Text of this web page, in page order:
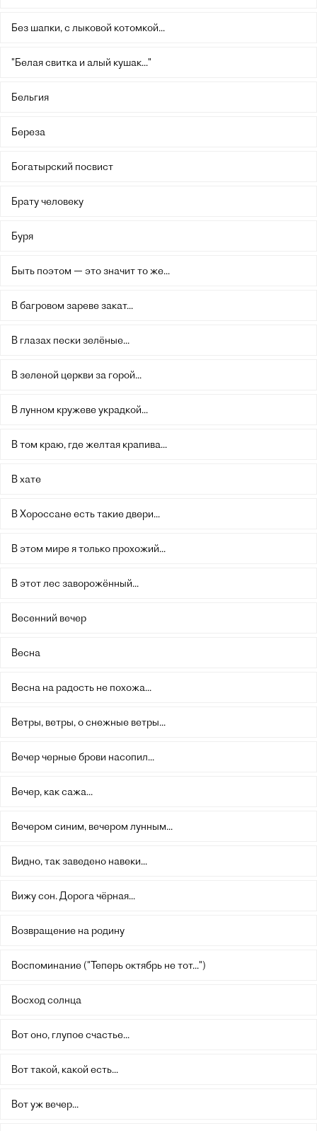
Без шапки, с лыковой котомкой...
"Белая свитка и алый кушак..."
Бельгия
Береза
Богатырский посвист
Брату человеку
Буря
Быть поэтом — это значит то же...
В багровом зареве закат...
В глазах пески зелёные...
В зеленой церкви за горой...
В лунном кружеве украдкой...
В том краю, где желтая крапива...
В хате
В Хороссане есть такие двери...
В этом мире я только прохожий...
В этот лес заворожённый...
Весенний вечер
Весна
Весна на радость не похожа...
Ветры, ветры, о снежные ветры...
Вечер черные брови насопил...
Вечер, как сажа...
Вечером синим, вечером лунным...
Видно, так заведено навеки...
Вижу сон. Дорога чёрная...
Возвращение на родину
Воспоминание ("Теперь октябрь не тот...")
Восход солнца
Вот оно, глупое счастье...
Вот такой, какой есть...
Вот уж вечер...